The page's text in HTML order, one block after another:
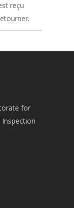
reçu
for